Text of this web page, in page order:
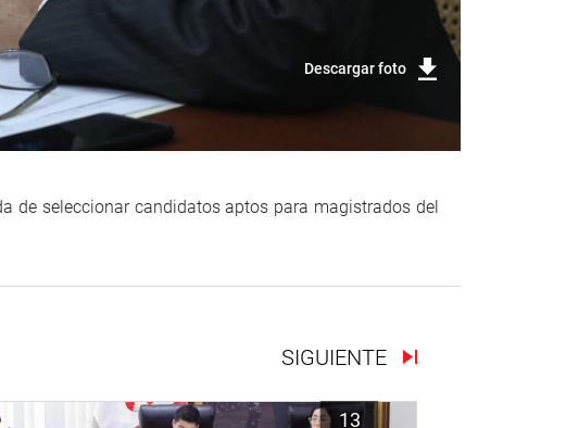
Descargar foto
de seleccionar candidatos aptos para magistrados del
SIGUIENTE
13